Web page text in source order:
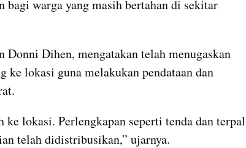
bagi warga yang masih bertahan di sekitar
Dihen, mengatakan telah menugaskan
ke lokasi guna melakukan pendataan dan
ke lokasi. Perlengkapan seperti tenda dan terpal
telah didistribusikan,” ujarnya.